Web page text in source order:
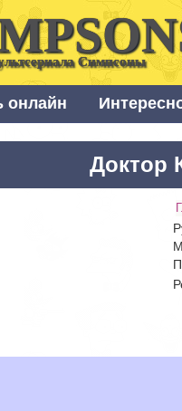
Симпсоны
онлайн
Доктор